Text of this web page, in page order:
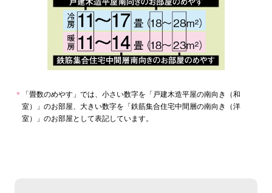
＊
「畳数のめやす」では、小さい数字を「戸建木造平屋の南向き（和
室）」のお部屋、大きい数字を「鉄筋集合住宅中間層の南向き（洋
室）」のお部屋として表記しています。